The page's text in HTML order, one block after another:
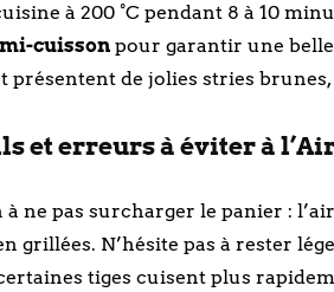
à 200 °C pendant 8 à 10
cuisson pour garantir une belle
présentent de jolies stries
et erreurs à éviter à
ne pas surcharger le panier :
grillées. N’hésite pas à rester
tiges cuisent plus